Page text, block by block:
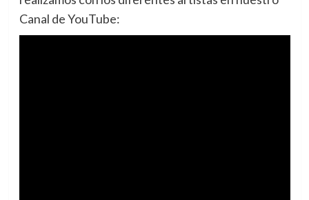
Canal de YouTube: